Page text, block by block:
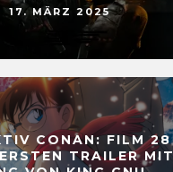
17. MÄRZ 2025
CONAN: FILM 28
TRAILER MIT